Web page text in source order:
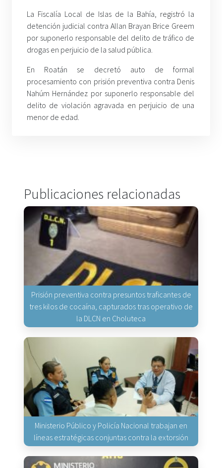
La Fiscalía Local de Islas de la Bahía, registró la
detención judicial contra Allan Brayan Brice Greem
por suponerlo responsable del delito de tráfico de
drogas en perjuicio de la salud pública.
En Roatán se decretó auto de formal
procesamiento con prisión preventiva contra Denis
Nahúm Hernández por suponerlo responsable del
delito de violación agravada en perjuicio de una
menor de edad.
Publicaciones relacionadas
Prisión preventiva contra presuntos traficantes de
tres kilos de cocaína, capturados tras operativo de
la DLCN en Choluteca
Ministerio Público y Policía Nacional trabajan en
líneas estratégicas conjuntas contra la extorsión